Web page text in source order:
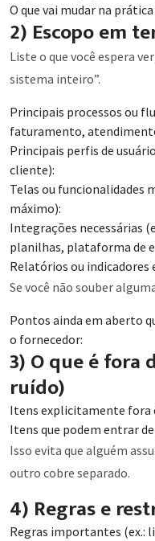
O que vai mudar na
2) Escopo em
Liste o que você espera
sistema inteiro”.
Principais processos ou
faturamento,
Principais perfis de
cliente):
Telas ou funcionalidades
máximo):
Integrações necessárias
planilhas, plataforma de
Relatórios ou indicadores
Se você não souber
Pontos ainda em aberto
o fornecedor:
3) O que é fora
ruído)
Itens explicitamente fora
Itens que podem entrar
Isso evita que alguém
outro cobre separado.
4) Regras e
Regras importantes (ex.: